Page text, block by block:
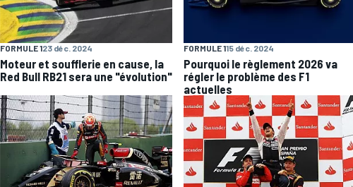
FORMULE 123 déc. 2024
Moteur et soufflerie en cause, la
Red Bull RB21 sera une "évolution"
FORMULE 115 déc. 2024
Pourquoi le règlement 2026 va
régler le problème des F1
actuelles